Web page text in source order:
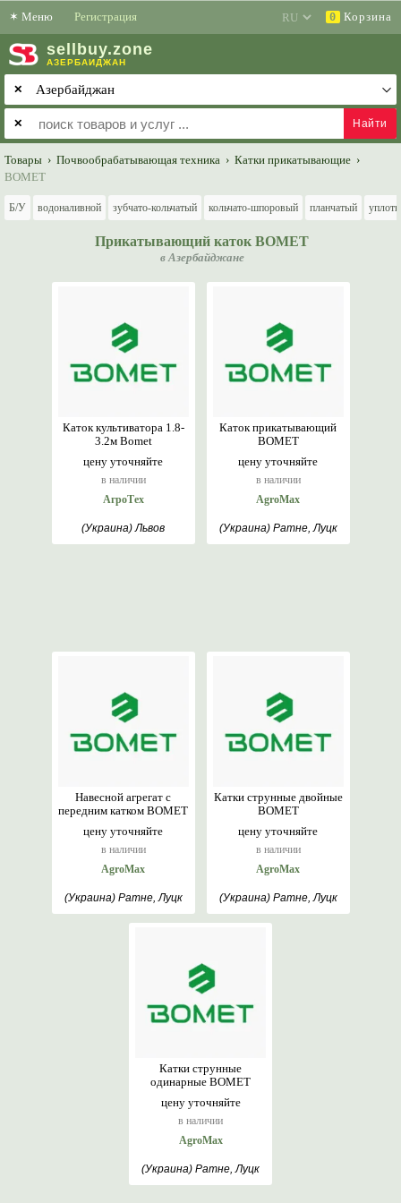
✶ Меню Регистрация 0 Корзина
sell buy.zone
АЗЕРБАЙДЖАН
✕
✕
Товары › Почвообрабатывающая техника › Катки прикатывающие ›
BOMET
Б/У водоналивной зубчато-кольчатый кольчато-шпоровый планчатый
Прикатывающий каток BOMET
в Азербайджане
цену уточняйте
в наличии
Каток культиватора 1.8-
3.2м Bomet
АгроТех
(Украина) Львов
цену уточняйте
в наличии
Каток прикатывающий
BOMET
AgroMax
(Украина) Ратне, Луцк
цену уточняйте
в наличии
Навесной агрегат с
передним катком BOMET
AgroMax
(Украина) Ратне, Луцк
цену уточняйте
в наличии
Катки струнные двойные
BOMET
AgroMax
(Украина) Ратне, Луцк
цену уточняйте
в наличии
Катки струнные
одинарные BOMET
AgroMax
(Украина) Ратне, Луцк